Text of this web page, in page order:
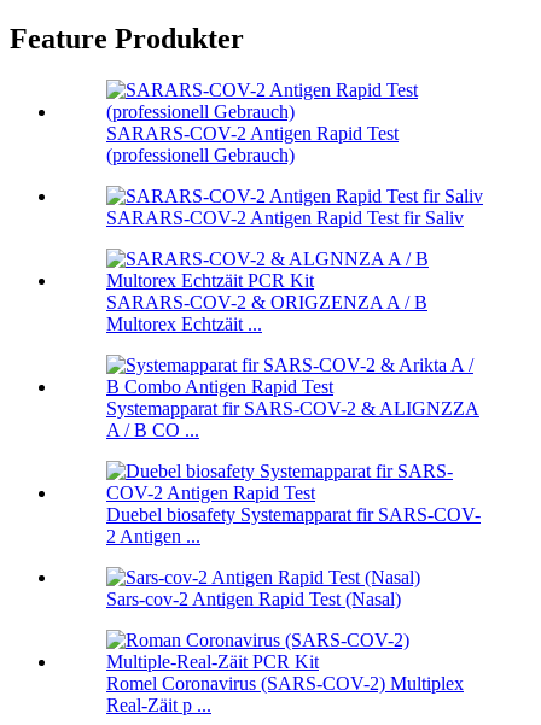
Feature Produkter
SARARS-COV-2 Antigen Rapid Test
(professionell Gebrauch)
SARARS-COV-2 Antigen Rapid Test fir Saliv
SARARS-COV-2 & ORIGZENZA A / B
Multorex Echtzäit ...
Systemapparat fir SARS-COV-2 & ALIGNZZA
A / B CO ...
Duebel biosafety Systemapparat fir SARS-COV-
2 Antigen ...
Sars-cov-2 Antigen Rapid Test (Nasal)
Romel Coronavirus (SARS-COV-2) Multiplex
Real-Zäit p ...